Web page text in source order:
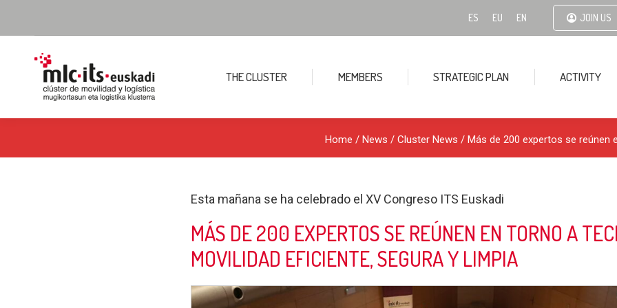
ES EU EN JOIN US
THE CLUSTER MEMBERS STRATEGIC PLAN ACTIVITY
Home / News / Cluster News / Más de 200 expertos se reúnen
Esta mañana se ha celebrado el XV Congreso ITS Euskadi
MÁS DE 200 EXPERTOS SE REÚNEN EN TORNO A
MOVILIDAD EFICIENTE, SEGURA Y LIMPIA